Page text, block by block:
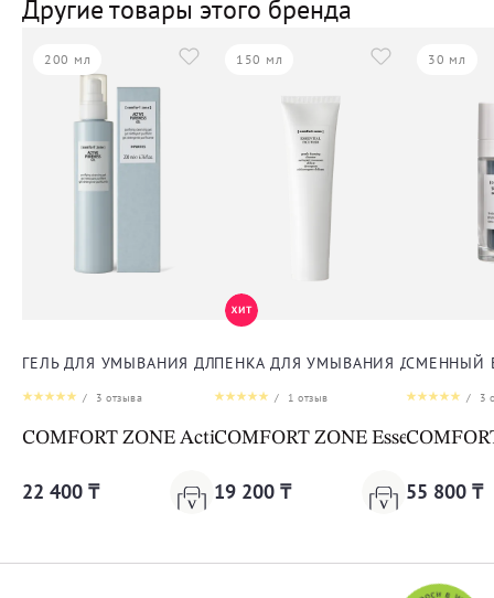
Другие товары этого бренда
200 мл
ГЕЛЬ ДЛЯ УМЫВАНИЯ ДЛЯ ЛИЦА
/ 3 отзыва
COMFORT ZONE Active Pureness Gel
22 400 ₸
150 мл
ПЕНКА ДЛЯ УМЫВАНИЯ ДЛЯ ЛИЦА
/ 1 отзыв
COMFORT ZONE Essential Face
19 200 ₸
30 мл
СМЕННЫЙ
/ 3
55 800 ₸